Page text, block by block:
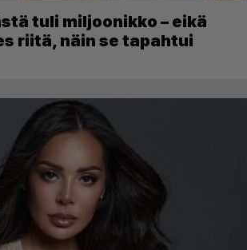
tuli miljoonikko – eikä
riitä, näin se tapahtui